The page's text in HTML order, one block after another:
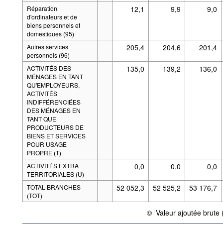
Réparation
d'ordinateurs et de
biens personnels et
domestiques (95)
12,1 9,9 9,0
Autres services
personnels (96)
205,4 204,6 201,4
ACTIVITÉS DES
MÉNAGES EN TANT
QU'EMPLOYEURS,
ACTIVITÉS
INDIFFÉRENCIÉES
DES MÉNAGES EN
TANT QUE
PRODUCTEURS DE
BIENS ET SERVICES
POUR USAGE
PROPRE (T)
135,0 139,2 136,0
ACTIVITÉS EXTRA
TERRITORIALES (U)
0,0 0,0 0,0
TOTAL BRANCHES
(TOT)
52 052,3 52 525,2 53 176,7
©
{link} Conditions d'utilisation
Valeur ajoutée